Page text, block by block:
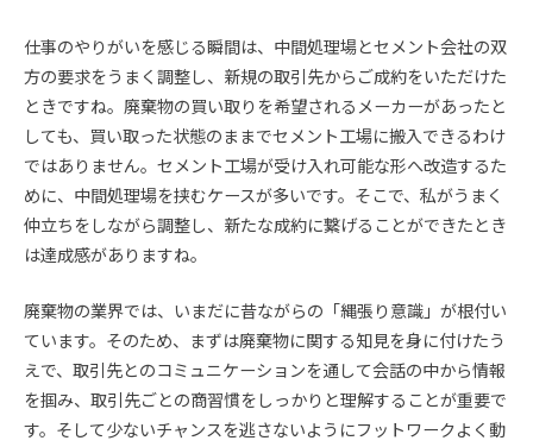
仕事のやりがいを感じる瞬間は、中間処理場とセメント会社の双
方の要求をうまく調整し、新規の取引先からご成約をいただけた
ときですね。廃棄物の買い取りを希望されるメーカーがあったと
しても、買い取った状態のままでセメント工場に搬入できるわけ
ではありません。セメント工場が受け入れ可能な形へ改造するた
めに、中間処理場を挟むケースが多いです。そこで、私がうまく
仲立ちをしながら調整し、新たな成約に繋げることができたとき
は達成感がありますね。
廃棄物の業界では、いまだに昔ながらの「縄張り意識」が根付い
ています。そのため、まずは廃棄物に関する知見を身に付けたう
えで、取引先とのコミュニケーションを通して会話の中から情報
を掴み、取引先ごとの商習慣をしっかりと理解することが重要で
す。そして少ないチャンスを逃さないようにフットワークよく動